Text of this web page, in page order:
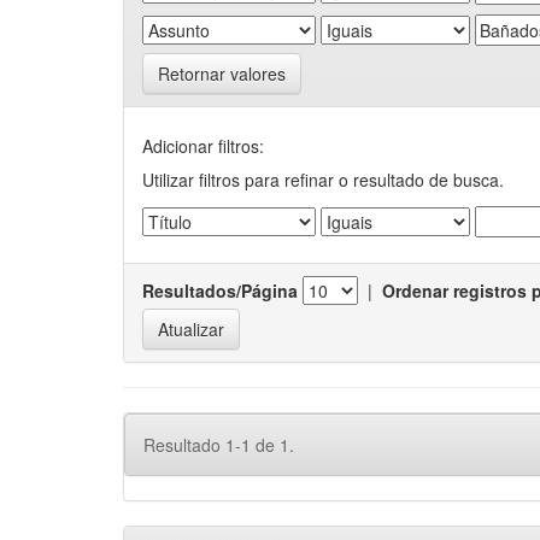
Retornar valores
Adicionar filtros:
Utilizar filtros para refinar o resultado de busca.
Resultados/Página | Ordenar registros
Resultado 1-1 de 1.